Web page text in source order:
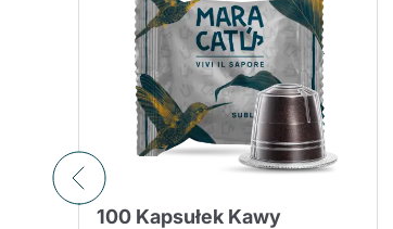
100 Kapsułek Kawy